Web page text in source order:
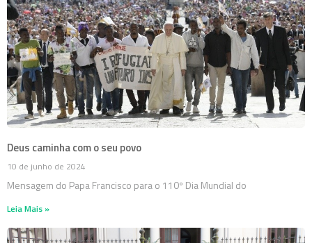
Deus caminha com o seu povo
10 de junho de 2024
Mensagem do Papa Francisco para o 110º Dia Mundial do
Leia Mais »